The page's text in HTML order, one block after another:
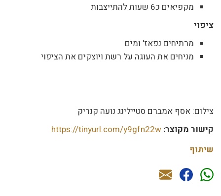
מקפיאים כ6 שעות להתייצבות
ציפוי
מרתיחים נפאז' ומים
מניחים את העוגה על רשת ויוצקים את הציפוי
צילום: אסף אמברם סטיילינג נועה קנריק
קישור מקוצר: https://tinyurl.com/y9gfn22w
שיתוף